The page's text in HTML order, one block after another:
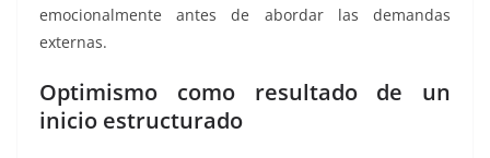
emocionalmente antes de abordar las demandas
externas.
Optimismo como resultado de un
inicio estructurado